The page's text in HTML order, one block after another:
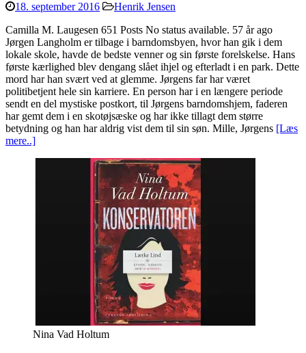
18. september 2016
Henrik Jensen
Camilla M. Laugesen 651 Posts No status available. 57 år ago
Jørgen Langholm er tilbage i barndomsbyen, hvor han gik i dem
lokale skole, havde de bedste venner og sin første forelskelse. Hans
første kærlighed blev dengang slået ihjel og efterladt i en park. Dette
mord har han svært ved at glemme. Jørgens far har været
politibetjent hele sin karriere. En person har i en længere periode
sendt en del mystiske postkort, til Jørgens barndomshjem, faderen
har gemt dem i en skotøjsæske og har ikke tillagt dem større
betydning og han har aldrig vist dem til sin søn. Mille, Jørgens [Læs
mere..]
Nina Vad Holtum